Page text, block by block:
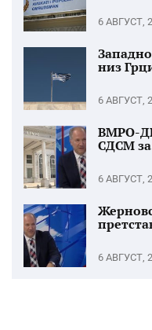
6 АВГУСТ,
низ
6 АВГУСТ,
ВМРО-
СДСМ
6 АВГУСТ,
6 АВГУСТ,